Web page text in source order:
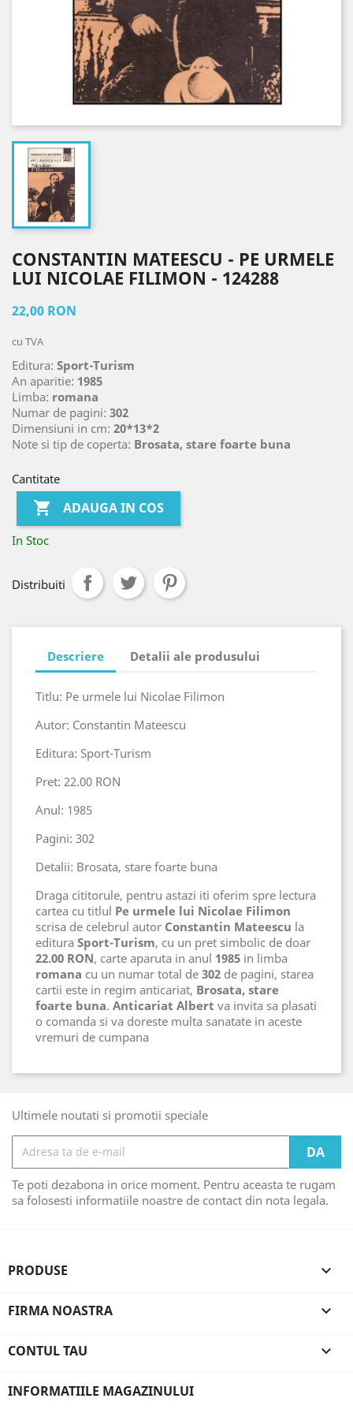
CONSTANTIN MATEESCU - PE URMELE
LUI NICOLAE FILIMON - 124288
22,00 RON
cu TVA
Editura: Sport-Turism
An aparitie: 1985
Limba: romana
Numar de pagini: 302
Dimensiuni in cm: 20*13*2
Note si tip de coperta: Brosata, stare foarte buna
Cantitate
 ADAUGA IN COS
In Stoc
Distribuiti
Descriere Detalii ale produsului
Titlu: Pe urmele lui Nicolae Filimon
Autor: Constantin Mateescu
Editura: Sport-Turism
Pret: 22.00 RON
Anul: 1985
Pagini: 302
Detalii: Brosata, stare foarte buna
Draga cititorule, pentru astazi iti oferim spre lectura
cartea cu titlul Pe urmele lui Nicolae Filimon
scrisa de celebrul autor Constantin Mateescu la
editura Sport-Turism, cu un pret simbolic de doar
22.00 RON, carte aparuta in anul 1985 in limba
romana cu un numar total de 302 de pagini, starea
cartii este in regim anticariat, Brosata, stare
foarte buna. Anticariat Albert va invita sa plasati
o comanda si va doreste multa sanatate in aceste
vremuri de cumpana
Ultimele noutati si promotii speciale
Te poti dezabona in orice moment. Pentru aceasta te rugam
sa folosesti informatiile noastre de contact din nota legala.
PRODUSE 
FIRMA NOASTRA 
CONTUL TAU 
INFORMATIILE MAGAZINULUI